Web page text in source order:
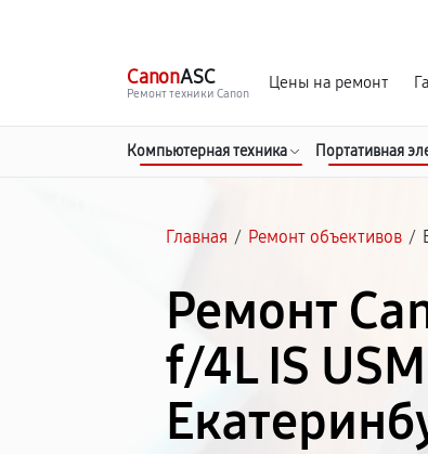
CanonASC
Ремонт техники Canon
Цены на ремонт
Компьютерная техника Портативная
Главная / Ремонт объективов /
Ремонт
f/4L IS